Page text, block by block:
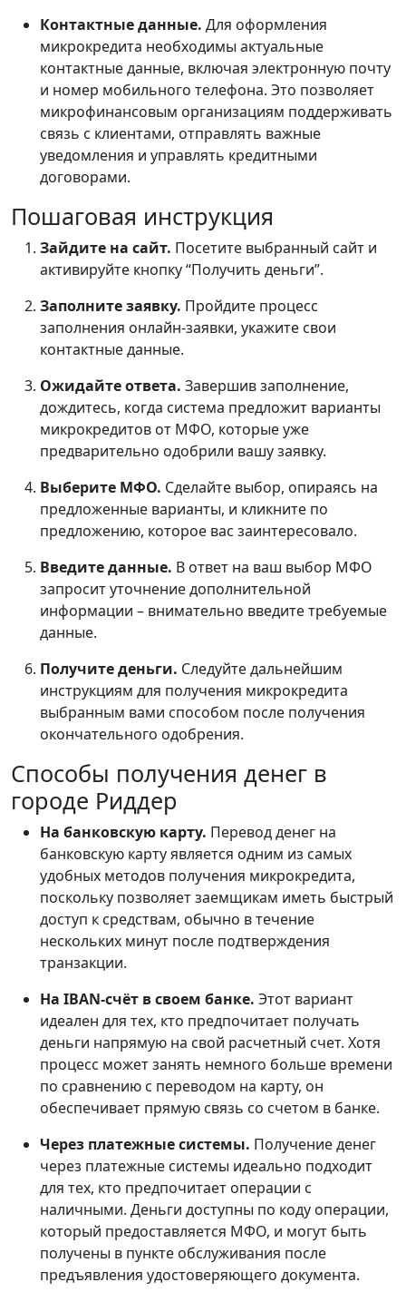
Контактные данные. Для оформления
микрокредита необходимы актуальные
контактные данные, включая электронную почту
и номер мобильного телефона. Это позволяет
микрофинансовым организациям поддерживать
связь с клиентами, отправлять важные
уведомления и управлять кредитными
договорами.
Пошаговая инструкция
Зайдите на сайт. Посетите выбранный сайт и
активируйте кнопку “Получить деньги”.
Заполните заявку. Пройдите процесс
заполнения онлайн-заявки, укажите свои
контактные данные.
Ожидайте ответа. Завершив заполнение,
дождитесь, когда система предложит варианты
микрокредитов от МФО, которые уже
предварительно одобрили вашу заявку.
Выберите МФО. Сделайте выбор, опираясь на
предложенные варианты, и кликните по
предложению, которое вас заинтересовало.
Введите данные. В ответ на ваш выбор МФО
запросит уточнение дополнительной
информации – внимательно введите требуемые
данные.
Получите деньги. Следуйте дальнейшим
инструкциям для получения микрокредита
выбранным вами способом после получения
окончательного одобрения.
Способы получения денег в
городе Риддер
На банковскую карту. Перевод денег на
банковскую карту является одним из самых
удобных методов получения микрокредита,
поскольку позволяет заемщикам иметь быстрый
доступ к средствам, обычно в течение
нескольких минут после подтверждения
транзакции.
На IBAN-счёт в своем банке. Этот вариант
идеален для тех, кто предпочитает получать
деньги напрямую на свой расчетный счет. Хотя
процесс может занять немного больше времени
по сравнению с переводом на карту, он
обеспечивает прямую связь со счетом в банке.
Через платежные системы. Получение денег
через платежные системы идеально подходит
для тех, кто предпочитает операции с
наличными. Деньги доступны по коду операции,
который предоставляется МФО, и могут быть
получены в пункте обслуживания после
предъявления удостоверяющего документа.